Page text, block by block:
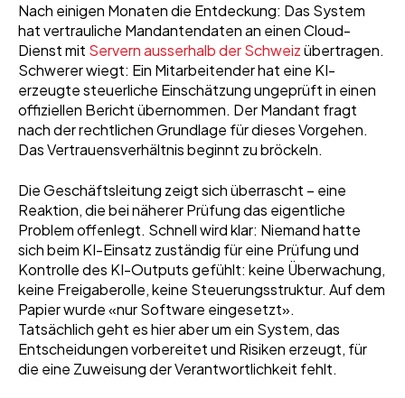
Nach einigen Monaten die Entdeckung: Das System
hat vertrauliche Mandantendaten an einen Cloud-
Dienst mit Servern ausserhalb der Schweizübertragen.
Schwerer wiegt: Ein Mitarbeitender hat eine KI-
erzeugte steuerliche Einschätzung ungeprüft in einen
offiziellen Bericht übernommen. Der Mandant fragt
nach der rechtlichen Grundlage für dieses Vorgehen.
Das Vertrauensverhältnis beginnt zu bröckeln.
Die Geschäftsleitung zeigt sich überrascht – eine
Reaktion, die bei näherer Prüfung das eigentliche
Problem offenlegt. Schnell wird klar: Niemand hatte
sich beim KI-Einsatz zuständig für eine Prüfung und
Kontrolle des KI-Outputs gefühlt: keine Überwachung,
keine Freigaberolle, keine Steuerungsstruktur. Auf dem
Papier wurde «nur Software eingesetzt».
Tatsächlich geht es hier aber um ein System, das
Entscheidungen vorbereitet und Risiken erzeugt, für
die eine Zuweisung der Verantwortlichkeit fehlt.